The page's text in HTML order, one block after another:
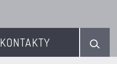
KONTAKTY